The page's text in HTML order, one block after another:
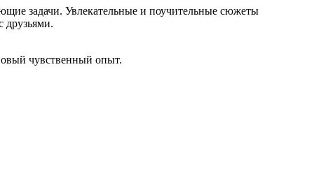
задачи. Увлекательные и поучительные сюжеты
друзьями.
чувственный опыт.